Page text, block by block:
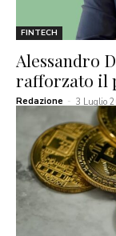
FINTECH
Alessandro
rafforzato il
Redazione - 3 Luglio